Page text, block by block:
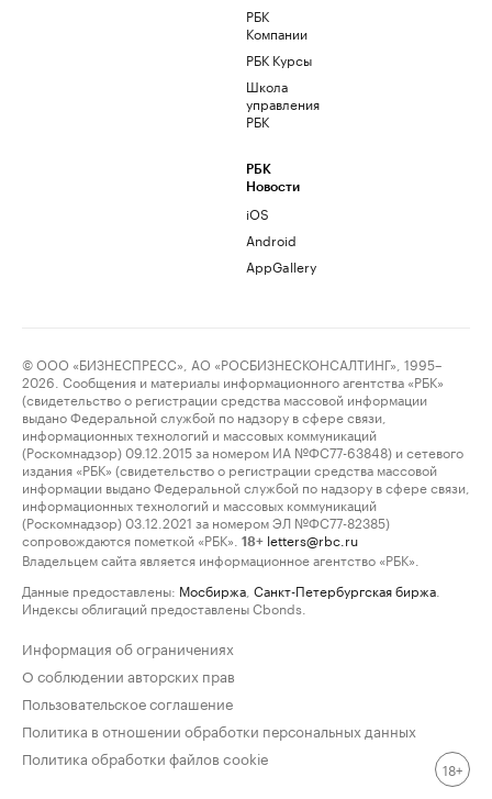
РБК
Компании
РБК Курсы
Школа
управления
РБК
РБК
Новости
iOS
Android
AppGallery
© ООО «БИЗНЕСПРЕСС», АО «РОСБИЗНЕСКОНСАЛТИНГ», 1995–
2026. Сообщения и материалы информационного агентства «РБК»
(свидетельство о регистрации средства массовой информации
выдано Федеральной службой по надзору в сфере связи,
информационных технологий и массовых коммуникаций
(Роскомнадзор) 09.12.2015 за номером ИА №ФС77-63848) и сетевого
издания «РБК» (свидетельство о регистрации средства массовой
информации выдано Федеральной службой по надзору в сфере связи,
информационных технологий и массовых коммуникаций
(Роскомнадзор) 03.12.2021 за номером ЭЛ №ФС77-82385)
сопровождаются пометкой «РБК».
18+ letters@rbc.ru
Владельцем сайта является информационное агентство «РБК».
Данные предоставлены: Мосбиржа Санкт-Петербургская биржа
Индексы облигаций предоставлены Cbonds.
Информация об ограничениях
О соблюдении авторских прав
Пользовательское соглашение
Политика в отношении обработки персональных данных
Политика обработки файлов cookie
18+